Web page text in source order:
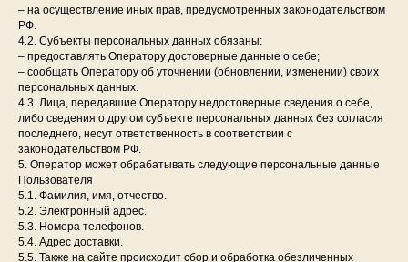
– на осуществление иных прав, предусмотренных законодательством
РФ.
4.2. Субъекты персональных данных обязаны:
– предоставлять Оператору достоверные данные о себе;
– сообщать Оператору об уточнении (обновлении, изменении) своих
персональных данных.
4.3. Лица, передавшие Оператору недостоверные сведения о себе,
либо сведения о другом субъекте персональных данных без согласия
последнего, несут ответственность в соответствии с
законодательством РФ.
5. Оператор может обрабатывать следующие персональные данные
Пользователя
5.1. Фамилия, имя, отчество.
5.2. Электронный адрес.
5.3. Номера телефонов.
5.4. Адрес доставки.
5.5. Также на сайте происходит сбор и обработка обезличенных